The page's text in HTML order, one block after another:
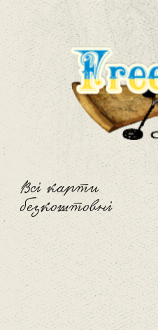
Всі карти
безкоштовні